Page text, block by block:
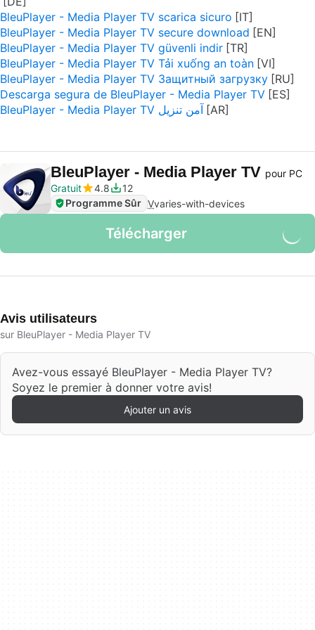
BleuPlayer - Media Player TV scarica sicuro
BleuPlayer - Media Player TV secure download
BleuPlayer - Media Player TV güvenli indir
BleuPlayer - Media Player TV Tải xuống an toàn
BleuPlayer - Media Player TV Защитный загрузку
Descarga segura de BleuPlayer - Media Player TV
BleuPlayer - Media Player TV آمن تنزيل
BleuPlayer - Media Player TV pour PC
Gratuit
4.8
12
Programme Sûr Vvaries-with-devices
Télécharger
Avis utilisateurs
sur BleuPlayer - Media Player TV
Avez-vous essayé BleuPlayer - Media Player TV?
Soyez le premier à donner votre avis!
Ajouter un avis